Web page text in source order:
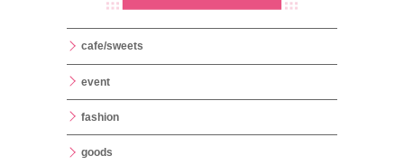
cafe/sweets
event
fashion
goods